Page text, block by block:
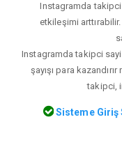
Instagramda
etkileşimi
Instagramda takipci
şayışı para
takipci,
Sisteme Giriş